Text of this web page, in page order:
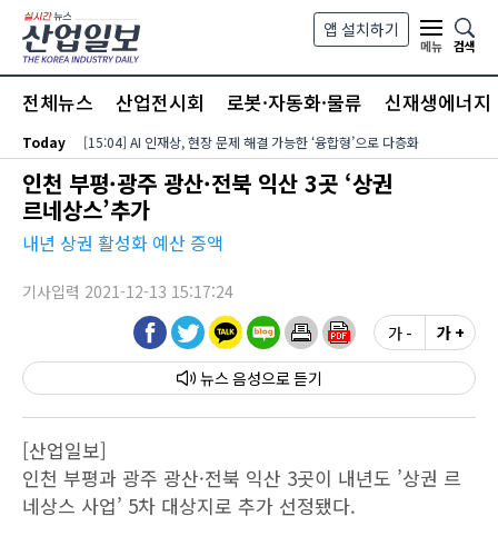
본문 바로가기
앱 설치하기
메뉴
검색
전체뉴스 산업전시회 로봇·자동화·물류 신재생에너지
Today [15:04] AI 인재상, 현장 문제 해결 가능한 ‘융합형’으로 다층화
인천 부평·광주 광산·전북 익산 3곳 ‘상권
르네상스’추가
내년 상권 활성화 예산 증액
기사입력 2021-12-13 15:17:24
뉴스 음성
가 - 가 +
[산업일보]
인천 부평과 광주 광산·전북 익산 3곳이 내년도 ’상권 르
네상스 사업’ 5차 대상지로 추가 선정됐다.